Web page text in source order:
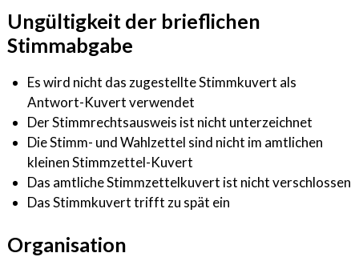
Ungültigkeit der brieflichen
Stimmabgabe
Es wird nicht das zugestellte Stimmkuvert als
Antwort-Kuvert verwendet
Der Stimmrechtsausweis ist nicht unterzeichnet
Die Stimm- und Wahlzettel sind nicht im amtlichen
kleinen Stimmzettel-Kuvert
Das amtliche Stimmzettelkuvert ist nicht verschlossen
Das Stimmkuvert trifft zu spät ein
Organisation